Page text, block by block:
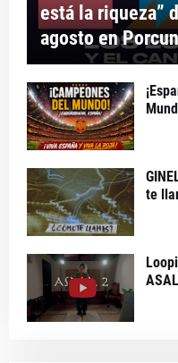
está la riqueza”
agosto en
te